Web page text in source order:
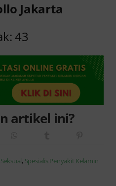
Jakarta
43
artikel ini?
, Spesialis Penyakit Kelamin